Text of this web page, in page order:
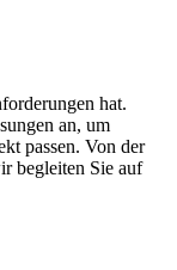
hat.
an, um
passen. Von der
begleiten Sie auf